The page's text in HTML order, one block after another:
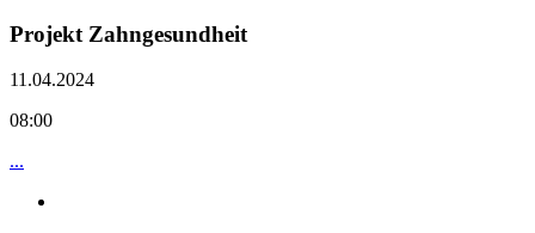
Projekt Zahngesundheit
11.04.2024
08:00
...